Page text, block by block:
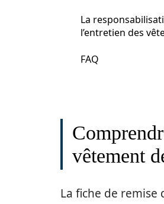
La
l’entretien des
FAQ
vêtement
La fiche de